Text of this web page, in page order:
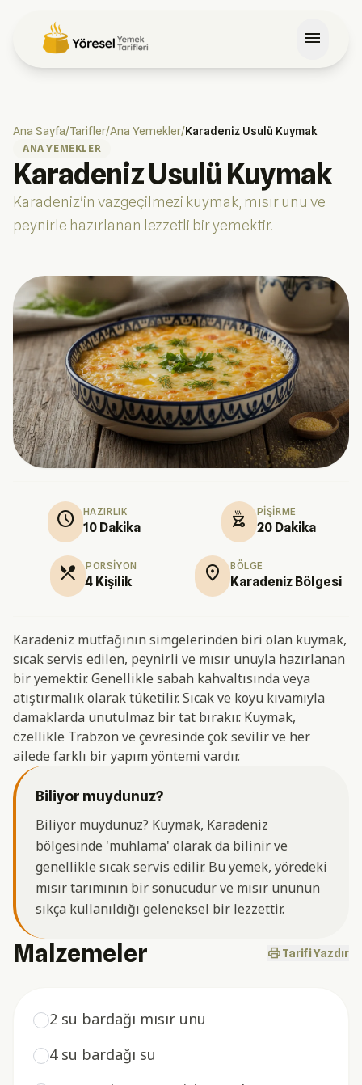
menu
Ana Sayfa/Tarifler/Ana Yemekler/Karadeniz Usulü Kuymak
ANA YEMEKLER
Karadeniz Usulü Kuymak
Karadeniz'in vazgeçilmezi kuymak, mısır unu ve
peynirle hazırlanan lezzetli bir yemektir.
schedule HAZIRLIK
10 Dakika outdoor_grill PIŞIRME
20 Dakika
restaurant_menu PORSIYON
4 Kişilik location_on BÖLGE
Karadeniz Bölgesi
Karadeniz mutfağının simgelerinden biri olan kuymak,
sıcak servis edilen, peynirli ve mısır unuyla hazırlanan
bir yemektir. Genellikle sabah kahvaltısında veya
atıştırmalık olarak tüketilir. Sıcak ve koyu kıvamıyla
damaklarda unutulmaz bir tat bırakır. Kuymak,
özellikle Trabzon ve çevresinde çok sevilir ve her
ailede farklı bir yapım yöntemi vardır.
Biliyor muydunuz?
Biliyor muydunuz? Kuymak, Karadeniz
bölgesinde 'muhlama' olarak da bilinir ve
genellikle sıcak servis edilir. Bu yemek, yöredeki
mısır tarımının bir sonucudur ve mısır ununun
sıkça kullanıldığı geleneksel bir lezzettir.
Malzemeler printTarifi Yazdır
2 su bardağı mısır unu
4 su bardağı su